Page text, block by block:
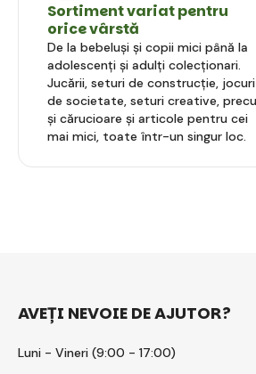
Sortiment variat pentru
orice vârstă
De la bebeluși și copii mici până la
adolescenți și adulți colecționari.
Jucării, seturi de construcție, jocuri
de societate, seturi creative,
și cărucioare și articole pentru cei
mai mici, toate într-un singur loc.
AVEȚI NEVOIE DE AJUTOR?
Luni - Vineri (9:00 - 17:00)